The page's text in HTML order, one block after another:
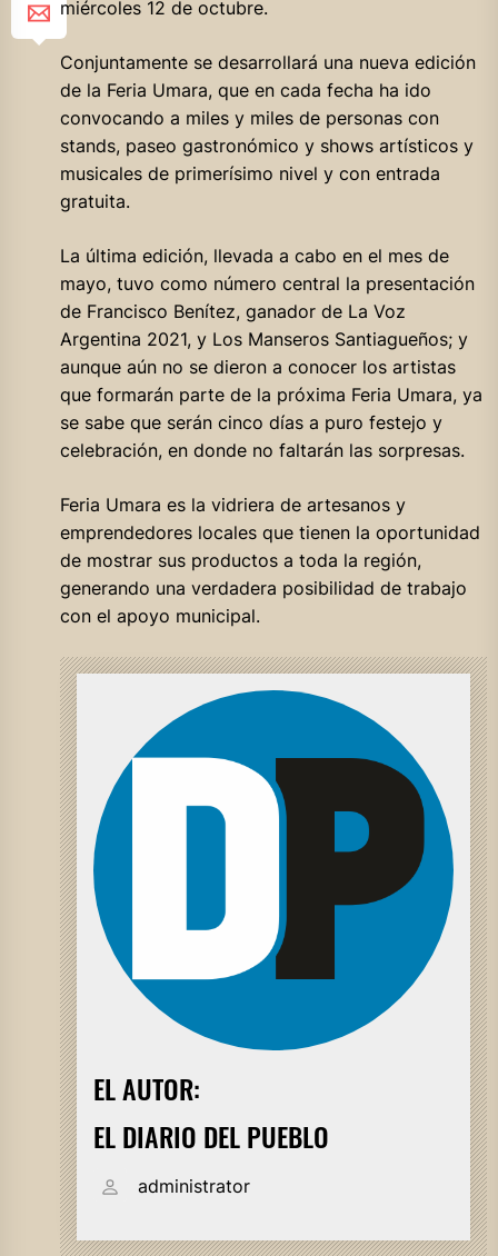
miércoles 12 de octubre.
Conjuntamente se desarrollará una nueva edición
de la Feria Umara, que en cada fecha ha ido
convocando a miles y miles de personas con
stands, paseo gastronómico y shows artísticos y
musicales de primerísimo nivel y con entrada
gratuita.
La última edición, llevada a cabo en el mes de
mayo, tuvo como número central la presentación
de Francisco Benítez, ganador de La Voz
Argentina 2021, y Los Manseros Santiagueños; y
aunque aún no se dieron a conocer los artistas
que formarán parte de la próxima Feria Umara, ya
se sabe que serán cinco días a puro festejo y
celebración, en donde no faltarán las sorpresas.
Feria Umara es la vidriera de artesanos y
emprendedores locales que tienen la oportunidad
de mostrar sus productos a toda la región,
generando una verdadera posibilidad de trabajo
con el apoyo municipal.
EL AUTOR:
EL DIARIO DEL PUEBLO
administrator